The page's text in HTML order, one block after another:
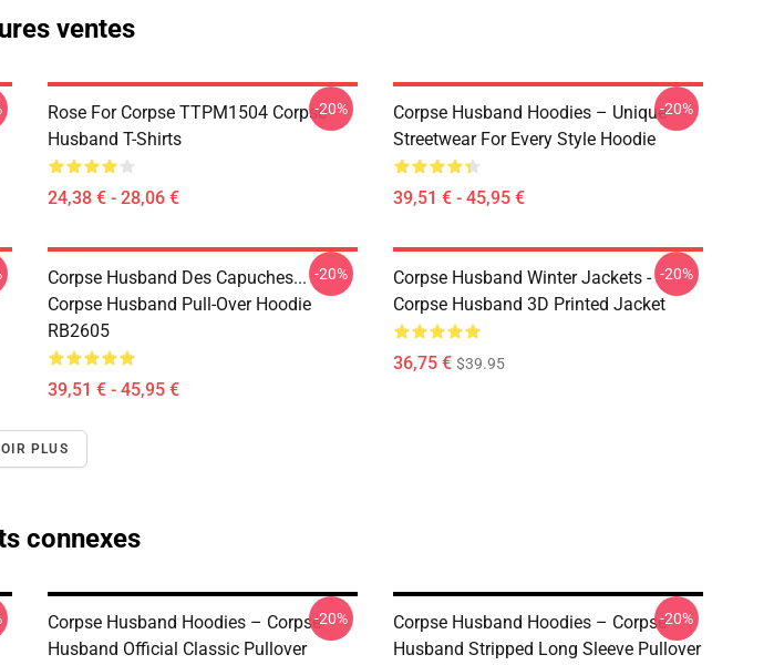
ventes
Rose For Corpse TTPM1504 Corpse
Husband T-Shirts
24,38 € - 28,06 €
-20%
Corpse Husband Hoodies – Unique
Streetwear For Every Style Hoodie
39,51 € - 45,95 €
-20%
Corpse Husband Des Capuches...
Corpse Husband Pull-Over Hoodie
RB2605
39,51 € - 45,95 €
-20%
Corpse Husband Winter Jackets -
Corpse Husband 3D Printed Jacket
36,75 € $39.95
-20%
PLUS
connexes
Corpse Husband Hoodies – Corpse
Husband Official Classic Pullover
-20%
Corpse Husband Hoodies – Corpse
Husband Stripped Long Sleeve Pullover
-20%